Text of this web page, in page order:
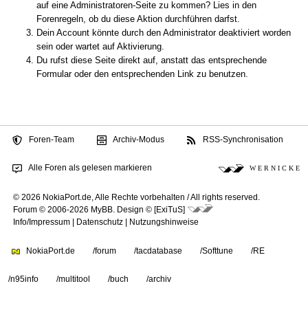
auf eine Administratoren-Seite zu kommen? Lies in den
Forenregeln, ob du diese Aktion durchführen darfst.
Dein Account könnte durch den Administrator deaktiviert worden
sein oder wartet auf Aktivierung.
Du rufst diese Seite direkt auf, anstatt das entsprechende
Formular oder den entsprechenden Link zu benutzen.
Foren-Team Archiv-Modus RSS-Synchronisation
Alle Foren als gelesen markieren W E R N I C K E
© 2026 NokiaPort.de, Alle Rechte vorbehalten /All rights reserved.
Forum © 2006-2026 MyBB
Design © [ExiTuS]
Info/Impressum
Datenschutz Nutzungshinweise
NokiaPort.de /forum /tacdatabase /Softtune /RE
/n95info /multitool /buch /archiv